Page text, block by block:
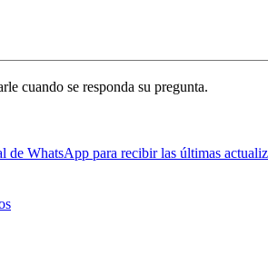
cuando se responda su pregunta.
de WhatsApp para recibir las últimas